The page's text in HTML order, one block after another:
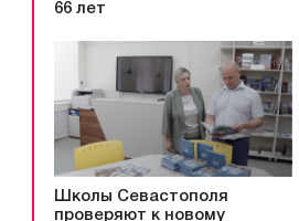
66 лет
Школы Севастополя
проверяют к новому